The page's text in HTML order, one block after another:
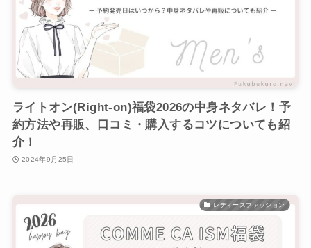
ライトオン(Right-on)福袋2026の中身ネタバレ！予
約方法や再販、口コミ・購入するコツについても紹
介！
2024年9月25日
レディースファッション